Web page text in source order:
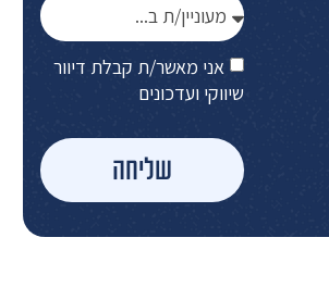
אני מאשר/ת קבלת דיוור
שיווקי ועדכונים
שליחה